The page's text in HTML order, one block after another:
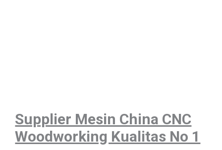
Supplier Mesin China CNC
Woodworking Kualitas No 1